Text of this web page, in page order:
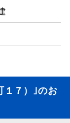
１７）｣のお